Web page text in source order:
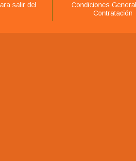
salir del
Condiciones
Contratación